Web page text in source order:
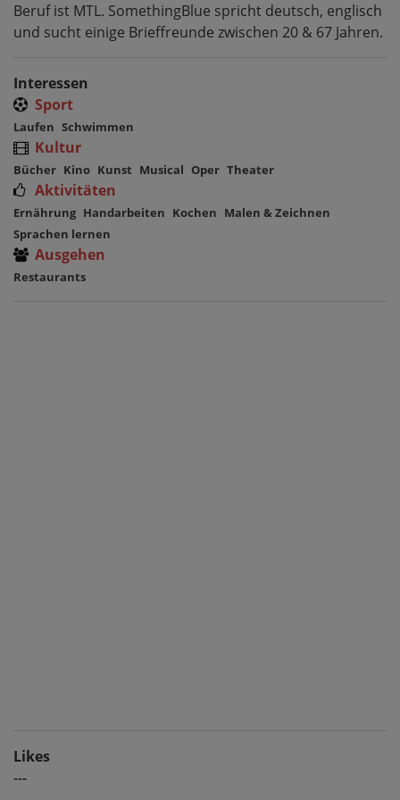
Beruf ist MTL. SomethingBlue spricht deutsch, englisch
und sucht einige Brieffreunde zwischen 20 & 67 Jahren.
Interessen
Sport
Laufen Schwimmen
Kultur
Bücher Kino Kunst Musical Oper Theater
Aktivitäten
Ernährung Handarbeiten Kochen Malen & Zeichnen
Sprachen lernen
Ausgehen
Restaurants
Likes
---